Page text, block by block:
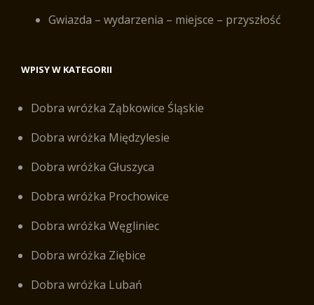
Gwiazda – wydarzenia – miejsce – przyszłość
WPISY W KATEGORII
Dobra wróżka Ząbkowice Śląskie
Dobra wróżka Międzylesie
Dobra wróżka Głuszyca
Dobra wróżka Prochowice
Dobra wróżka Węgliniec
Dobra wróżka Ziębice
Dobra wróżka Lubań